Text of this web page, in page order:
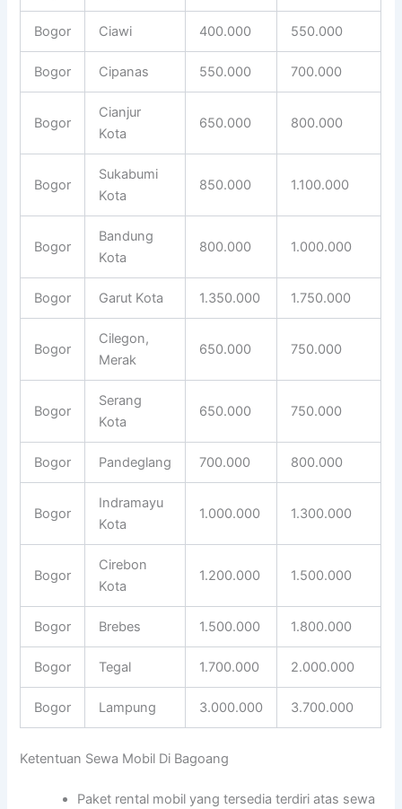
Bogor Ciawi 400.000 550.000
Bogor Cipanas 550.000 700.000
Bogor
Cianjur
Kota
650.000 800.000
Bogor
Sukabumi
Kota
850.000 1.100.000
Bogor
Bandung
Kota
800.000 1.000.000
Bogor Garut Kota 1.350.000 1.750.000
Bogor
Cilegon,
Merak
650.000 750.000
Bogor
Serang
Kota
650.000 750.000
Bogor Pandeglang 700.000 800.000
Bogor
Indramayu
Kota
1.000.000 1.300.000
Bogor
Cirebon
Kota
1.200.000 1.500.000
Bogor Brebes 1.500.000 1.800.000
Bogor Tegal 1.700.000 2.000.000
Bogor Lampung 3.000.000 3.700.000
Ketentuan Sewa Mobil Di Bagoang
Paket rental mobil yang tersedia terdiri atas sewa